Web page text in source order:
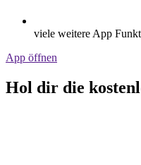
viele weitere App
App öffnen
Hol dir die